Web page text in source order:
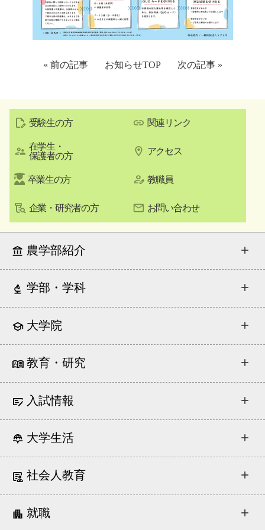
« 前の記事 お知らせTOP 次の記事 »
受験生の方
在学生・
保護者の方
卒業生の方
企業・研究者の方
関連リンク
アクセス
教職員
お問い合わせ
農学部紹介
学部・学科
大学院
教育・研究
入試情報
大学生活
社会人教育
就職